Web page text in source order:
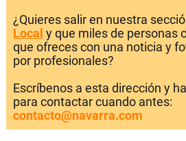
¿Quieres salir en nuestra
Local y que miles de personas
que ofreces con una noticia y
por profesionales?
Escríbenos a esta dirección y
para contactar cuando antes:
contacto@navarra.com